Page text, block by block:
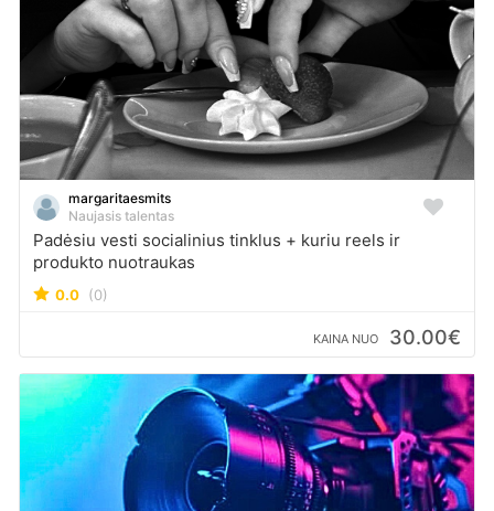
margaritaesmits
Naujasis talentas
Padėsiu vesti socialinius tinklus + kuriu reels ir
produkto nuotraukas
0.0 (0)
KAINA NUO 30.00€